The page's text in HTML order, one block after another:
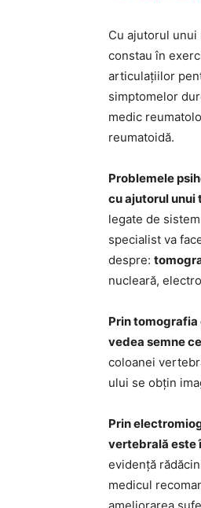
Cu ajutorul
constau în
articulațiilor
simptomelor
medic
reumatoidă.
Problemele
cu ajutorul unui
legate de
specialist va
despre:
nucleară,
Prin tomografia
vedea semne
coloanei
ului se obțin
Prin
vertebrală este
evidență
medicul